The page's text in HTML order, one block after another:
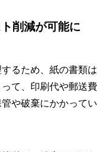
削減が可能に
るため、紙の書類は
て、印刷代や郵送費
や破棄にかかってい